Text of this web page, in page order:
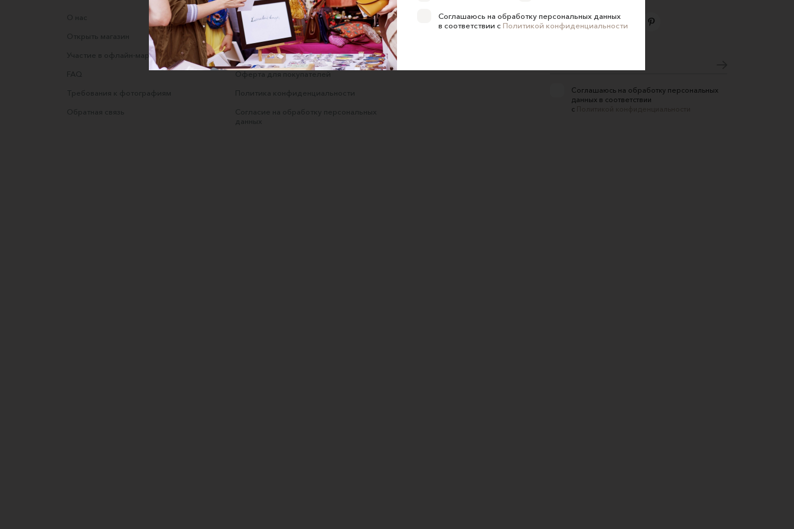
О нас
Открыть магазин
Участие в офлайн-маркете
FAQ
Требования к фотографиям
Обратная связь
Соглашение об оказании услуг
Правила сайта
Оферта для продавцов
Оферта для покупателей
Политика конфиденциальности
Согласие на обработку персональных
данных
Соглашаюсь на обработку персональных
данных в соответствии
с
Соглашаюсь на обработку персональных данных
в соответствии с Политикой конфиденциальности